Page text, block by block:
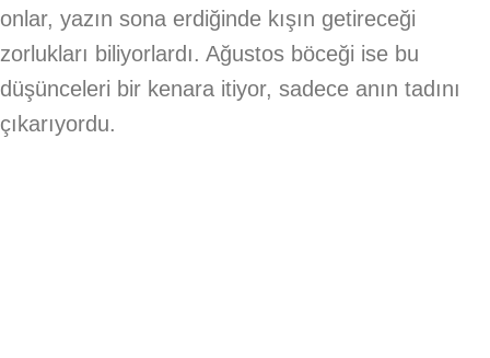
onlar, yazın sona erdiğinde kışın getireceği
zorlukları biliyorlardı. Ağustos böceği ise bu
düşünceleri bir kenara itiyor, sadece anın tadını
çıkarıyordu.